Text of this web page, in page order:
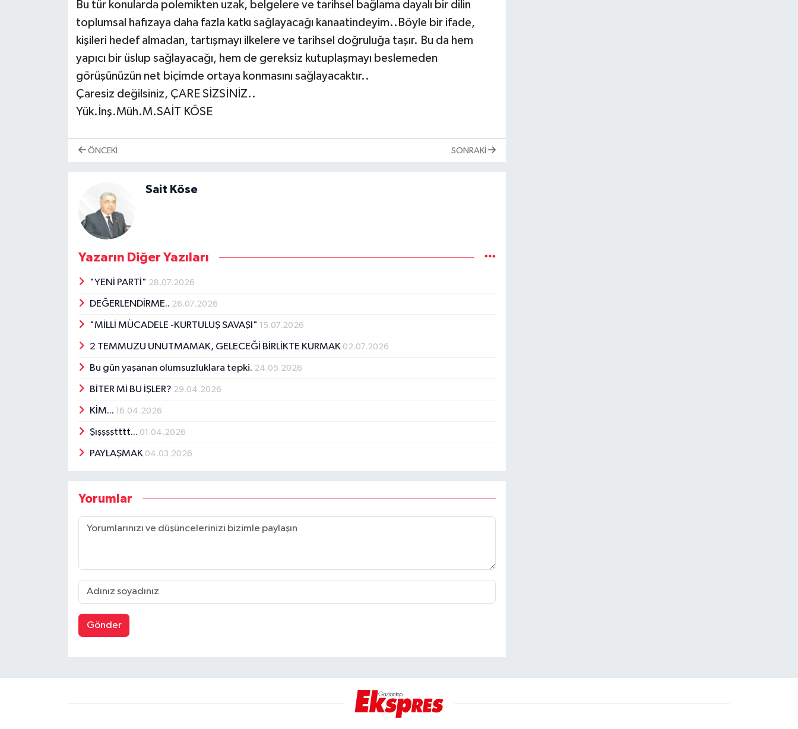
Bu tür konularda polemikten uzak, belgelere ve tarihsel bağlama dayalı bir dilin
toplumsal hafızaya daha fazla katkı sağlayacağı kanaatindeyim..Böyle bir ifade,
kişileri hedef almadan, tartışmayı ilkelere ve tarihsel doğruluğa taşır. Bu da hem
yapıcı bir üslup sağlayacağı, hem de gereksiz kutuplaşmayı beslemeden
görüşünüzün net biçimde ortaya konmasını sağlayacaktır..
Çaresiz değilsiniz, ÇARE SİZSİNİZ..
Yük.İnş.Müh.M.SAİT KÖSE
ÖNCEKI SONRAKI
Sait Köse
Yazarın Diğer Yazıları
"YENİ PARTİ" 28.07.2026
DEĞERLENDİRME.. 26.07.2026
"MİLLİ MÜCADELE -KURTULUŞ SAVAŞI" 15.07.2026
2 TEMMUZU UNUTMAMAK, GELECEĞİ BİRLİKTE KURMAK 02.07.2026
Bu gün yaşanan olumsuzluklara tepki. 24.05.2026
BİTER Mİ BU İŞLER? 29.04.2026
KİM... 16.04.2026
Şışşşştttt... 01.04.2026
PAYLAŞMAK 04.03.2026
Yorumlar
Gönder